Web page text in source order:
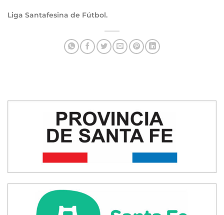
Liga Santafesina de Fútbol.